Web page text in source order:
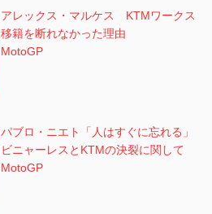
アレックス・マルケス KTMワークス
移籍を断れなかった理由
MotoGP
パブロ・ニエト「人はすぐに忘れる」
ビニャーレスとKTMの決裂に関して
MotoGP